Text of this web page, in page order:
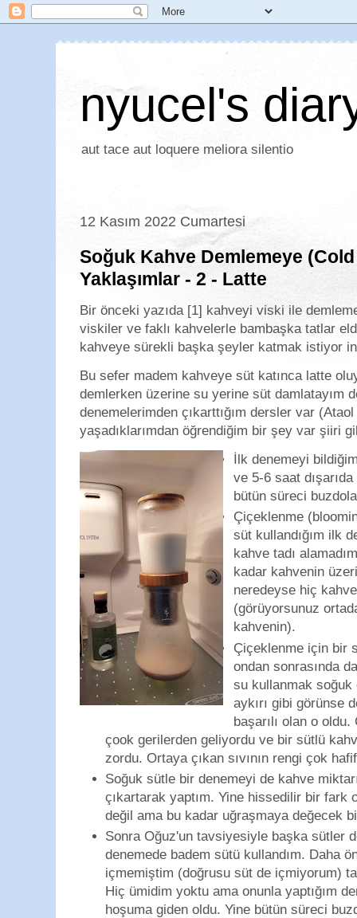
nyucel's
aut tace aut loquere meliora silentio
12 Kasım 2022 Cumartesi
Soğuk Kahve Demlemeye
Yaklaşımlar - 2 - Latte
Bir önceki yazıda [1] kahveyi viski ile
viskiler ve faklı kahvelerle bambaşka tatlar
kahveye sürekli başka şeyler katmak istiyor
Bu sefer madem kahveye süt katınca latte
demlerken üzerine su yerine süt damlatayım
denemelerimden çıkarttığım dersler var
yaşadıklarımdan öğrendiğim bir şey var şiiri
İlk denemeyi
ve 5-6 saat
bütün süreci
Çiçeklenme
süt kullandığım ilk
kahve tadı
kadar kahvenin
neredeyse hiç
(görüyorsunuz
kahvenin).
Çiçeklenme için bir
ondan sonrasında
su kullanmak soğuk
aykırı gibi görünse
başarılı olan o
çook gerilerden geliyordu ve bir sütlü
zordu. Ortaya çıkan sıvının rengi çok
Soğuk sütle bir denemeyi de kahve
çıkartarak yaptım. Yine hissedilir bir fark
değil ama bu kadar uğraşmaya değecek
Sonra Oğuz'un tavsiyesiyle başka sütler
denemede badem sütü kullandım. Daha
içmemiştim (doğrusu süt de içmiyorum)
Hiç ümidim yoktu ama onunla yaptığım
hoşuma giden oldu. Yine bütün süreci